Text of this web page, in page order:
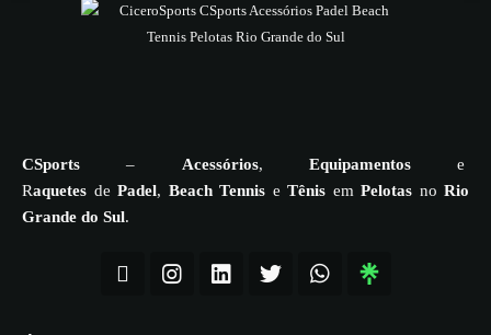
CSports – Acessórios, Equipamentose
Raquetes de Padel, Beach Tennis e Tênis em Pelotas no Rio
Grande do Sul.